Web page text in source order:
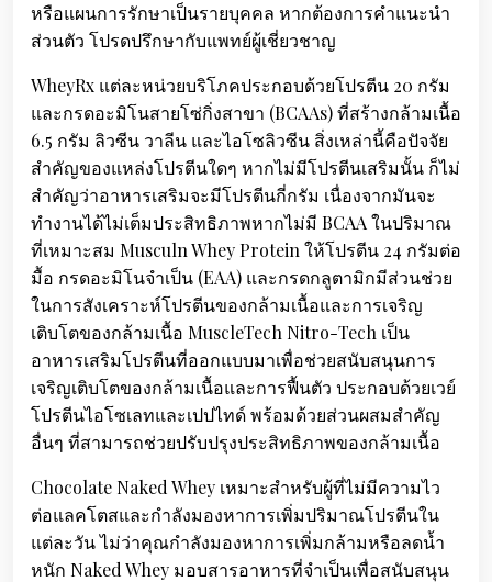
หรือแผนการรักษาเป็นรายบุคคล หากต้องการคำแนะนำ
ส่วนตัว โปรดปรึกษากับแพทย์ผู้เชี่ยวชาญ
WheyRx แต่ละหน่วยบริโภคประกอบด้วยโปรตีน 20 กรัม
และกรดอะมิโนสายโซ่กิ่งสาขา (BCAAs) ที่สร้างกล้ามเนื้อ
6.5 กรัม ลิวซีน วาลีน และไอโซลิวซีน สิ่งเหล่านี้คือปัจจัย
สำคัญของแหล่งโปรตีนใดๆ หากไม่มีโปรตีนเสริมนั้น ก็ไม่
สำคัญว่าอาหารเสริมจะมีโปรตีนกี่กรัม เนื่องจากมันจะ
ทำงานได้ไม่เต็มประสิทธิภาพหากไม่มี BCAA ในปริมาณ
ที่เหมาะสม Musculn Whey Protein ให้โปรตีน 24 กรัมต่อ
มื้อ กรดอะมิโนจำเป็น (EAA) และกรดกลูตามิกมีส่วนช่วย
ในการสังเคราะห์โปรตีนของกล้ามเนื้อและการเจริญ
เติบโตของกล้ามเนื้อ MuscleTech Nitro-Tech เป็น
อาหารเสริมโปรตีนที่ออกแบบมาเพื่อช่วยสนับสนุนการ
เจริญเติบโตของกล้ามเนื้อและการฟื้นตัว ประกอบด้วยเวย์
โปรตีนไอโซเลทและเปปไทด์ พร้อมด้วยส่วนผสมสำคัญ
อื่นๆ ที่สามารถช่วยปรับปรุงประสิทธิภาพของกล้ามเนื้อ
Chocolate Naked Whey เหมาะสำหรับผู้ที่ไม่มีความไว
ต่อแลคโตสและกำลังมองหาการเพิ่มปริมาณโปรตีนใน
แต่ละวัน ไม่ว่าคุณกำลังมองหาการเพิ่มกล้ามหรือลดน้ำ
หนัก Naked Whey มอบสารอาหารที่จำเป็นเพื่อสนับสนุน